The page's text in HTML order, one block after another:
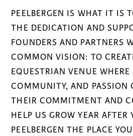
PEELBERGEN IS WHAT IT IS
THE DEDICATION AND
FOUNDERS AND PARTNERS
COMMON VISION: TO
EQUESTRIAN VENUE WHERE
COMMUNITY, AND PASSION
THEIR COMMITMENT AND
HELP US GROW YEAR AFTER
PEELBERGEN THE PLACE